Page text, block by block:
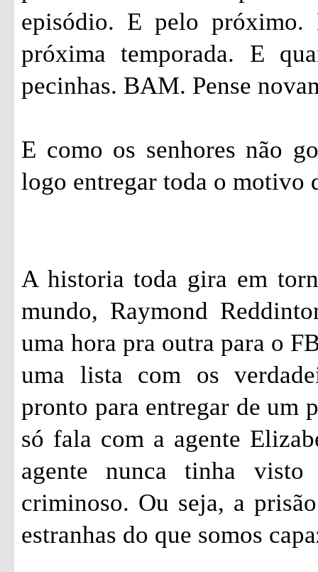
episódio. E pelo
próxima temporada. E
pecinhas. BAM. Pense
E como os senhores não
logo entregar toda o motivo
A historia toda gira em
mundo, Raymond
uma hora pra outra para o
uma lista com os
pronto para entregar de um
só fala com a agente
agente nunca tinha
criminoso. Ou seja, a
estranhas do que somos